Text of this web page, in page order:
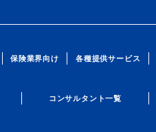
保険業界向け 各種提供サービス
コンサルタント一覧